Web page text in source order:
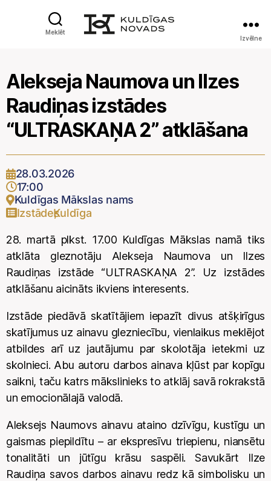
Meklēt
Izvēlne
Alekseja Naumova un Ilzes
Raudiņas izstādes
“ULTRASKAŅA 2” atklāšana
28.03.2026
17:00
Kuldīgas Mākslas nams
Izstādes
,
Kuldīga
28. martā plkst. 17.00 Kuldīgas Mākslas namā tiks
atklāta gleznotāju Alekseja Naumova un Ilzes
Raudiņas izstāde “ULTRASKAŅA 2”. Uz izstādes
atklāšanu aicināts ikviens interesents.
Izstāde piedāvā skatītājiem iepazīt divus atšķirīgus
skatījumus uz ainavu glezniecību, vienlaikus meklējot
atbildes arī uz jautājumu par skolotāja ietekmi uz
skolnieci. Abu autoru darbos ainava kļūst par kopīgu
saikni, taču katrs mākslinieks to atklāj savā rokrakstā
un emocionālajā valodā.
Aleksejs Naumovs ainavu ataino dzīvīgu, kustīgu un
gaismas piepildītu – ar ekspresīvu triepienu, niansētu
tonalitāti un jūtīgu krāsu saspēli. Savukārt Ilze
Raudiņa savos darbos ainavu redz kā simbolisku un